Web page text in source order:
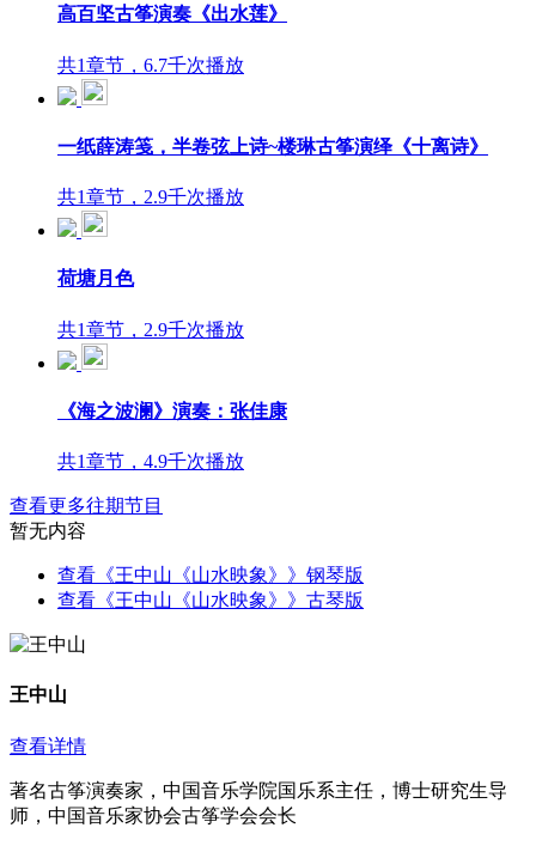
高百坚古筝演奏《出水莲》
共1章节，6.7千次播放
一纸薛涛笺，半卷弦上诗~楼琳古筝演绎《十离诗》
共1章节，2.9千次播放
荷塘月色
共1章节，2.9千次播放
《海之波澜》演奏：张佳康
共1章节，4.9千次播放
查看更多往期节目
暂无内容
查看《王中山《山水映象》》钢琴版
查看《王中山《山水映象》》古琴版
王中山
查看详情
著名古筝演奏家，中国音乐学院国乐系主任，博士研究生导
师，中国音乐家协会古筝学会会长